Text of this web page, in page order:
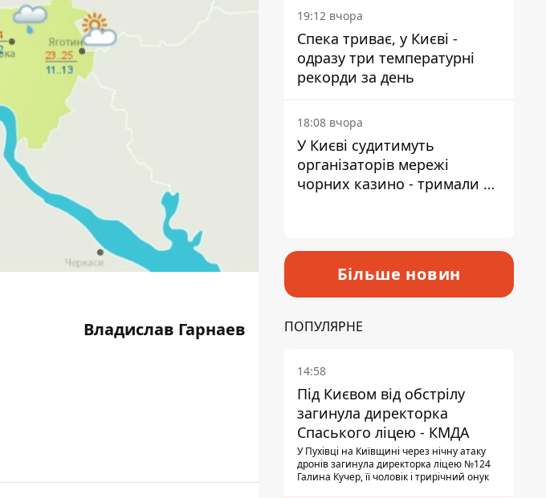
Владислав Гарнаев
19:12 вчора
Спека триває, у Києві -
одразу три температурні
рекорди за день
18:08 вчора
У Києві судитимуть
організаторів мережі
чорних казино - тримали 39
Більше новин
ПОПУЛЯРНЕ
14:58
Під Києвом від обстрілу
загинула директорка
Спаського ліцею - КМДА
У Пухівці на Київщині через нічну атаку
дронів загинула директорка ліцею №124
Галина Кучер, її чоловік і трирічний онук